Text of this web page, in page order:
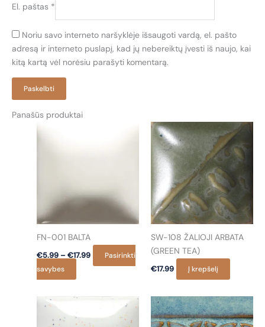
El. paštas *
Noriu savo interneto naršyklėje išsaugoti vardą, el. pašto
adresą ir interneto puslapį, kad jų nebereiktų įvesti iš naujo, kai
kitą kartą vėl norėsiu parašyti komentarą.
Panašūs produktai
FN-001 BALTA
€5.99 – €17.99PricePasirinkti
savybes
product
has
variants.
SW-108 ŽALIOJI ARBATA
(GREEN TEA)
€17.99 Į krepšelį